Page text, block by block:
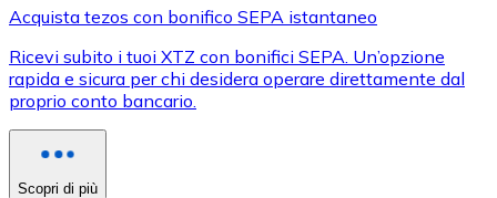
Acquista tezos con bonifico SEPA istantaneo
Ricevi subito i tuoi XTZ con bonifici SEPA. Un’opzione
rapida e sicura per chi desidera operare direttamente dal
proprio conto bancario.
Scopri di più